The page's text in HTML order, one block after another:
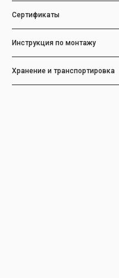
Сертификаты
Инструкция по монтажу
Хранение и транспортировка